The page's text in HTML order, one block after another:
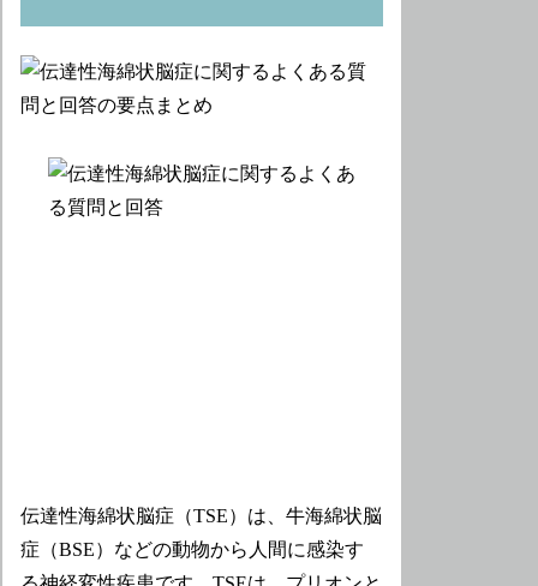
伝達性海綿状脳症（TSE）は、牛海綿状脳
症（BSE）などの動物から人間に感染す